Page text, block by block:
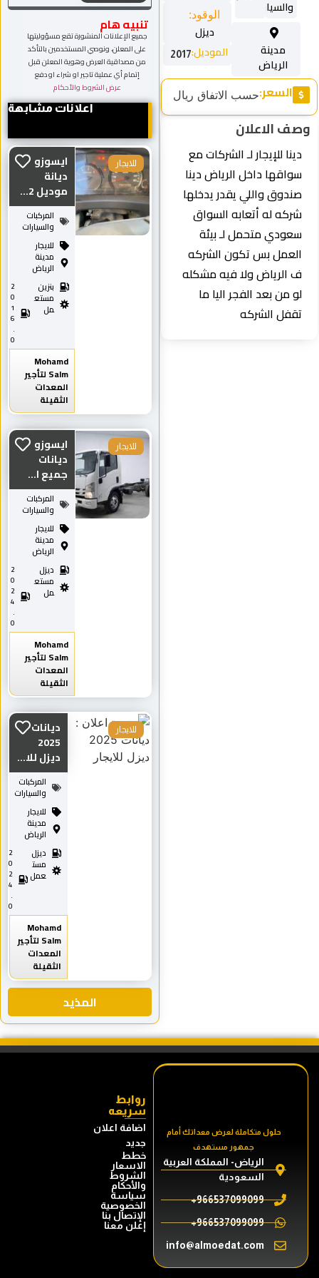
الوقود:
ديزل
الموديل:2017
مدينة
الرياض
والسيارات
السعر:حسب الاتفاق ريال
وصف الاعلان
دينا للإيجار لـ الشركات مع
سواقها داخل الرياض دينا
صندوق واللي يقدر يدخلها
شركه له أتعابه السواق
سعودي متحمل لـ بيئة
العمل بس تكون الشركه
ف الرياض ولا فيه مشكله
لو من بعد الفجر اليا ما
تقفل الشركه
تنبيه هام
جميع الإعلانات المنشورة تقع مسؤوليتها
على المعلن، ونوصي المستخدمين بالتأكد
من مصداقية العرض وهوية المعلن قبل
إتمام أي عملية تاجير او شراء او دفع
عرض الشروط والأحكام
اعلانات مشابهة
المذيد
ايسوزو
ديانة
موديل 2...
المركبات
والسيارات
للايجار
مدينة
الرياض
بنزين
مستع
مل
2
Mohamd
Salm لتأجير
المعدات
الثقيلة
للايجار
ايسوزو
ديانات
جميع ا...
المركبات
والسيارات
للايجار
مدينة
الرياض
ديزل
مستع
مل
2
2
Mohamd
Salm لتأجير
المعدات
الثقيلة
للايجار
ديانات
2025
ديزل للا...
المركبات
والسيارات
للايجار
مدينة
الرياض
ديزل
مست
عمل
2
0
2
4
0
Mohamd
Salm لتأجير
المعدات
الثقيلة
للايجار
حلول متكاملة لعرض معداتك أمام
جمهور مستهدف
الرياض- المملكة العربية
السعودية
966537099099+
966537099099+
info@almoedat.com
روابط
سريعه
اضافة اعلان
جديد
خطط
الاسعار
الشروط
والأحكام
سياسة
الخصوصية
الإتصال بنا
إعلن معنا